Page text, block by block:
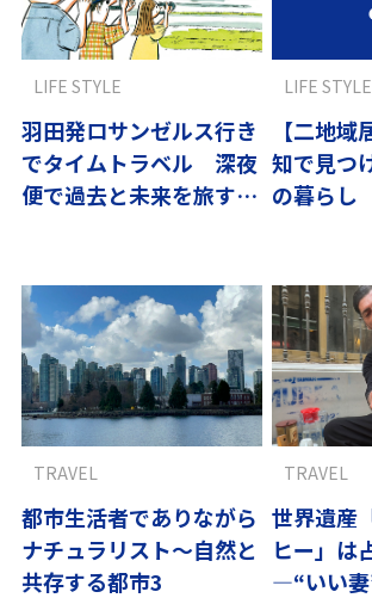
羽田発ロサンゼルス行き
でタイムトラベル 深夜
便で過去と未来を旅する
LIFE STYLE
【二地
知で見つ
の暮らし
LIFE STYLE
都市生活者でありながら
ナチュラリスト～自然と
共存する都市3
TRAVEL
世界遺産
ヒー」は
―“いい妻
TRAVEL